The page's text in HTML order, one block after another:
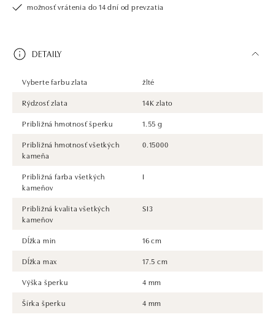
možnosť vrátenia do 14 dní od prevzatia
DETAILY
Vyberte farbu zlata
žlté
Rýdzosť zlata
14K zlato
Približná hmotnosť šperku
1.55 g
Približná hmotnosť všetkých
kameňa
0.15000
Približná farba všetkých
kameňov
I
Približná kvalita všetkých
kameňov
SI3
Dĺžka min
16 cm
Dĺžka max
17.5 cm
Výška šperku
4 mm
Šírka šperku
4 mm